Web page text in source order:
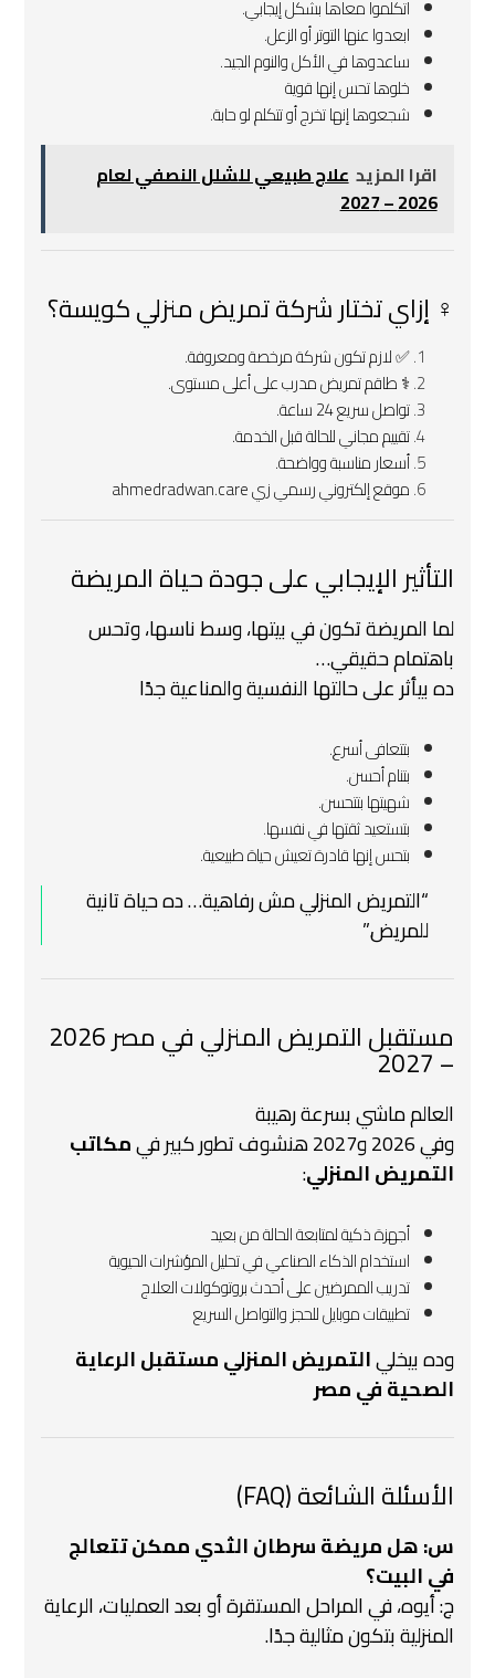
اتكلموا معاها بشكل إيجابي.
ابعدوا عنها التوتر أو الزعل.
ساعدوها في الأكل والنوم الجيد.
خلوها تحس إنها قوية
شجعوها إنها تخرج أو تتكلم لو حابة.
اقرا المزيد علاج طبيعي للشلل النصفي لعام
2026 – 2027
️‍♀️ إزاي تختار شركة تمريض منزلي كويسة؟
✅ لازم تكون شركة مرخصة ومعروفة.
‍⚕️ طاقم تمريض مدرب على أعلى مستوى.
تواصل سريع 24 ساعة.
تقييم مجاني للحالة قبل الخدمة.
أسعار مناسبة وواضحة.
موقع إلكتروني رسمي زيahmedradwan.care
التأثير الإيجابي على جودة حياة المريضة
لما المريضة تكون في بيتها، وسط ناسها، وتحس
باهتمام حقيقي…
ده بيأثر على حالتها النفسية والمناعية جدًا
بتتعافى أسرع.
بتنام أحسن.
شهيتها بتتحسن.
بتستعيد ثقتها في نفسها.
بتحس إنها قادرة تعيش حياة طبيعية.
“التمريض المنزلي مش رفاهية… ده حياة تانية
للمريض.”
مستقبل التمريض المنزلي في مصر 2026
– 2027
العالم ماشي بسرعة رهيبة
وفي 2026 و2027 هنشوف تطور كبير في
مكاتب
التمريض المنزلي:
أجهزة ذكية لمتابعة الحالة من بعيد
استخدام الذكاء الصناعي في تحليل المؤشرات الحيوية
تدريب الممرضين على أحدث بروتوكولات العلاج
تطبيقات موبايل للحجز والتواصل السريع
وده بيخليالتمريض المنزلي مستقبل الرعاية
الصحية في مصر
الأسئلة الشائعة (FAQ)
س: هل مريضة سرطان الثدي ممكن تتعالج
في البيت؟
ج: أيوه، في المراحل المستقرة أو بعد العمليات، الرعاية
المنزلية بتكون مثالية جدًا.